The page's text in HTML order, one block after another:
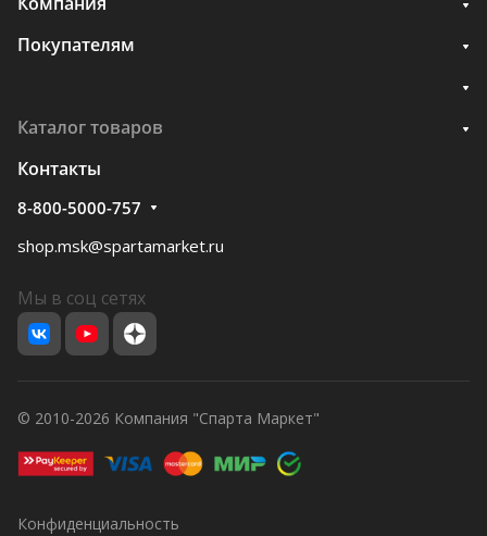
Покупателям
Каталог товаров
Контакты
8-800-5000-757
shop.msk@spartamarket.ru
Мы в соц сетях
© 2010-2026 Компания "Спарта Маркет"
Конфиденциальность